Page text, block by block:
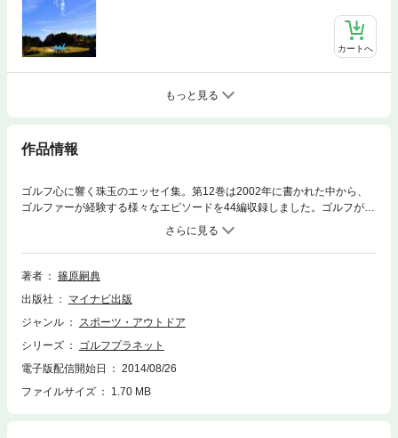
カートへ
もっと見る
作品情報
ゴルフ心に響く珠玉のエッセイ集。第12巻は2002年に書かれた中から、
ゴルファーが経験する様々なエピソードを44編収録しました。ゴルフがも
っと好きになる、悲喜こもごもの物語をお楽しみ下さい。■CONTENTS野
望と挑戦／ある読者の初夢／ゴルフの伝統を守るＵＳＧＡの努力と迷走／
ＹＯＫＯＯ／八さんとフォアーの起源／梅は咲いたか／淘汰されしもの／
ダブルブッキング／クラブで叩く／同級生の憂鬱／みんなのゴルフ／仕上
代償／誕生日プレゼント／妻の憂鬱／トイレがでかい家に住む男／オウム
返し／芸者ゴルファーの２００２年夏／知識は柔軟に増やすべし／ケン・
新しいゴルファーが生まれる予感／無断登録をしている方へ／あの夏の１
打／楽園ベイビー／半分の距離、同じスコア／ネクタイでコース／ランチ
タイムはゴルフで一杯／私だけの暗号キー／親子ゴルフ大会のあれこれ／
２週も月曜日がなかったので／不正を笑う／パーティまで、あと２時間／
著者
篠原嗣典
出版社
マイナビ出版
ジャンル
スポーツ・アウトドア
シリーズ
ゴルフプラネット
電子版配信開始日
2014/08/26
ファイルサイズ
1.70 MB